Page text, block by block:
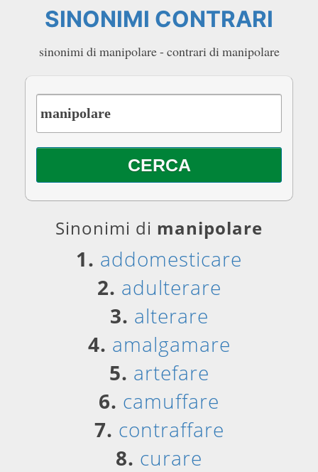
SINONIMI CONTRARI
sinonimi di manipolare - contrari di manipolare
Sinonimi di manipolare
1. addomesticare
2. adulterare
3. alterare
4. amalgamare
5. artefare
6. camuffare
7. contraffare
8. curare